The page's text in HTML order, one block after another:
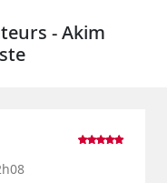
- Akim